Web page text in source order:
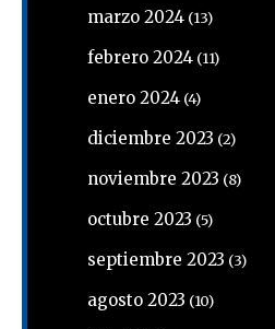
marzo 2024 (13)
febrero 2024 (11)
enero 2024 (4)
diciembre 2023 (2)
noviembre 2023 (8)
octubre 2023 (5)
septiembre 2023 (3)
agosto 2023 (10)